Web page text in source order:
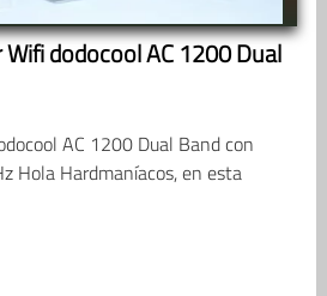
dodocool AC 1200 Dual
AC 1200 Dual Band con
Hola Hardmaníacos, en esta